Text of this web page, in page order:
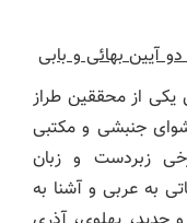
آیین بهائی و بابی
- ۱۸۹۰) به تحقیق یکی از محققین طراز
جنبشی و مکتبی
زبردست و زبان
به عربی و آشنا به